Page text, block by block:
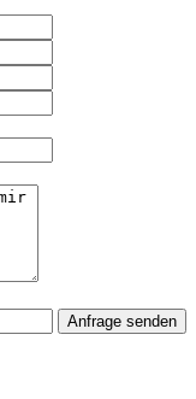
Anfrage senden